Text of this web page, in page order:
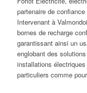
partenaire de
Intervenant à
bornes de recharge
garantissant ainsi un
englobant des
installations
particuliers comme